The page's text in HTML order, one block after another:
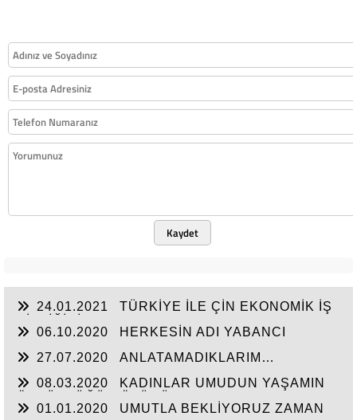
Kaydet
24.01.2021
TÜRKİYE İLE ÇİN EKONOMİK İŞ
06.10.2020
HERKESİN ADI YABANCI
27.07.2020
ANLATAMADIKLARIM…
08.03.2020
KADINLAR UMUDUN YAŞAMIN
01.01.2020
UMUTLA BEKLİYORUZ ZAMAN